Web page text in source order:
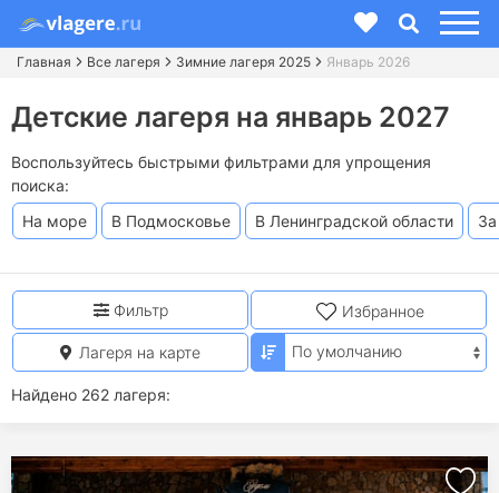
Главная Все лагеря Зимние лагеря 2025 Январь 2026
Детские лагеря на январь 2027
Воспользуйтесь быстрыми фильтрами для упрощения
поиска:
На море
В Подмосковье В Ленинградской области
Найдено 262 лагеря:
Фильтр Избранное
Лагеря на карте